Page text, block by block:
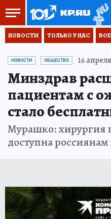
НОВОСТИ ТОЛЬКО У НАС
НОВОСТИ ОБЩЕСТВО 16
Минздрав
пациентам с
стало
Мурашко: хирургия
доступна